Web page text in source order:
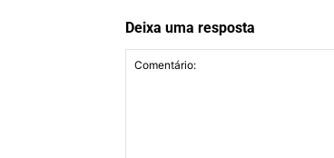
Deixa uma resposta